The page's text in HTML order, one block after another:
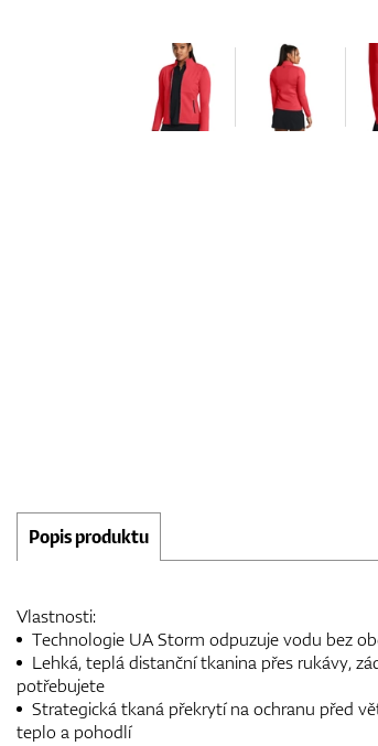
Popis produktu
Vlastnosti:
Technologie UA Storm odpuzuje vodu bez
Lehká, teplá distanční tkanina přes rukávy,
potřebujete
Strategická tkaná překrytí na ochranu před
teplo a pohodlí